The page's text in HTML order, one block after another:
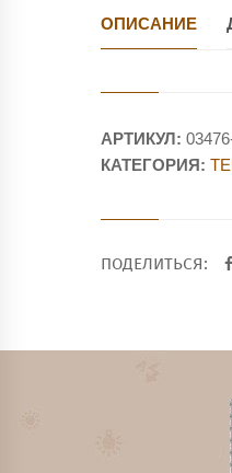
ОПИСАНИЕ
АРТИКУЛ:
КАТЕГОРИЯ:
ПОДЕЛИТЬСЯ: